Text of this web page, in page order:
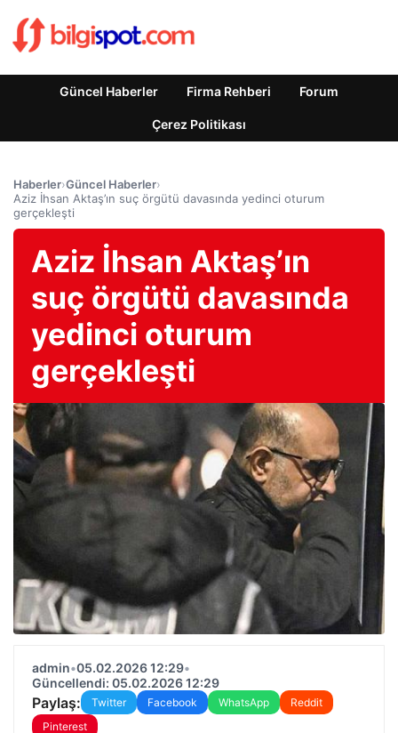
Güncel Haberler Firma Rehberi Forum
Çerez Politikası
Haberler›Güncel Haberler›
Aziz İhsan Aktaş’ın suç örgütü davasında yedinci oturum
gerçekleşti
Aziz İhsan Aktaş’ın
suç örgütü davasında
yedinci oturum
gerçekleşti
admin•05.02.2026 12:29•
Güncellendi: 05.02.2026 12:29
Paylaş: Twitter Facebook WhatsApp
Reddit
Pinterest